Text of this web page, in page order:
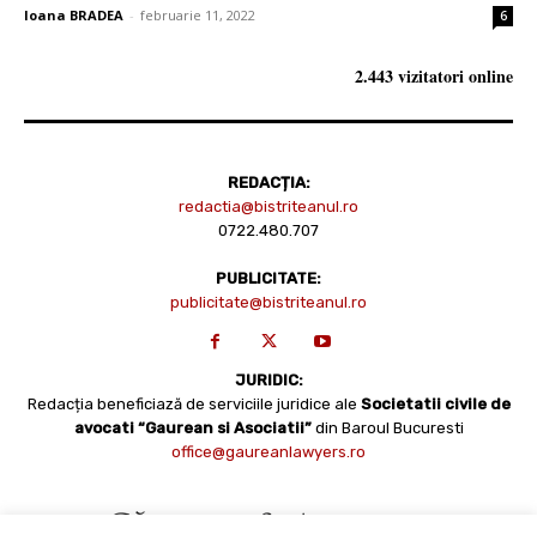
Ioana BRADEA - februarie 11, 2022 6
2.443 vizitatori online
REDACȚIA:
redactia@bistriteanul.ro
0722.480.707
PUBLICITATE:
publicitate@bistriteanul.ro
JURIDIC:
Redacția beneficiază de serviciile juridice ale Societatii civile de
avocati “Gaurean si Asociatii” din Baroul Bucuresti
office@gaureanlawyers.ro